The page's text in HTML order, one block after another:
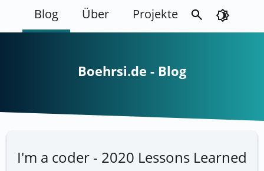
Blog Über Projekte search brightness_4
Boehrsi.de - Blog
I'm a coder - 2020 Lessons Learned